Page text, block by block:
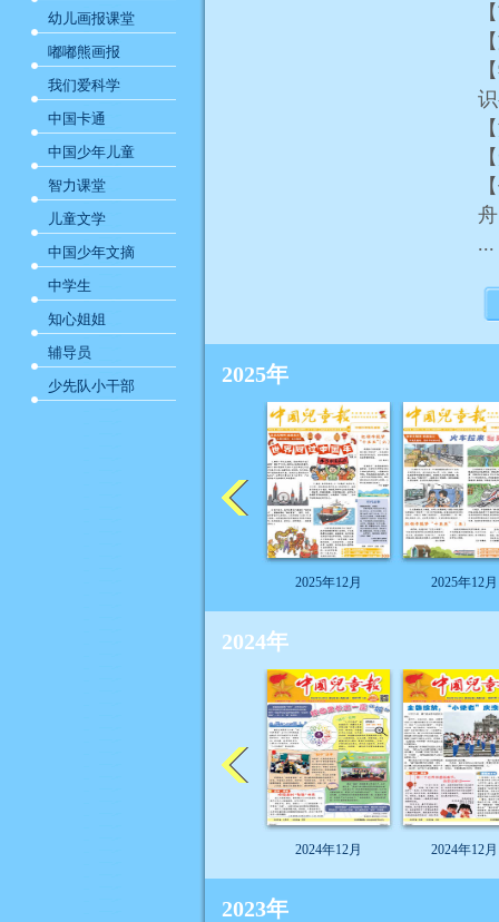
幼儿画报课堂
嘟嘟熊画报
我们爱科学
中国卡通
中国少年儿童
智力课堂
儿童文学
中国少年文摘
中学生
知心姐姐
辅导员
少先队小干部
...
2025年
2025年12月 2025年12月
2024年
2024年12月 2024年12月
2023年